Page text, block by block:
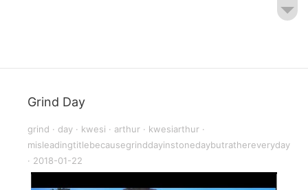
Grind Day
grind · day · kwesi · arthur · kwesiarthur ·
misleadingtitlebecausegrinddayinstonedaybutrathereveryday
· 2018-01-22